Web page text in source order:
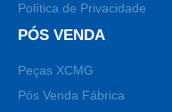
Política de Privacidade
PÓS VENDA
Peças XCMG
Pós Venda Fábrica